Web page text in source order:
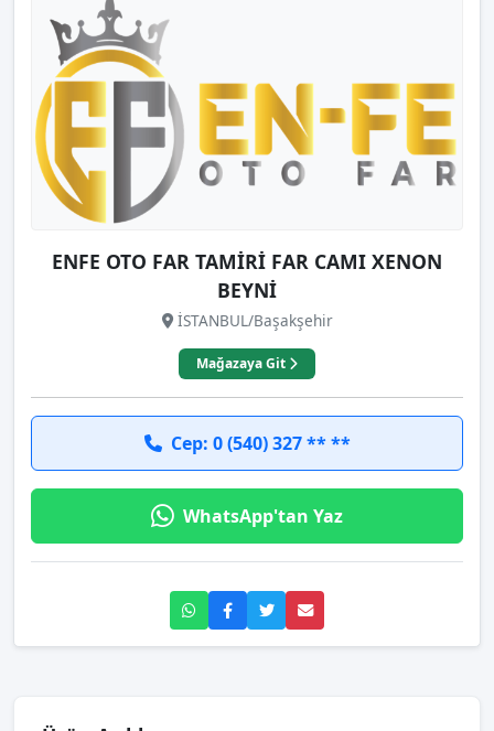
ENFE OTO FAR TAMİRİ FAR CAMI XENON
BEYNİ
İSTANBUL/Başakşehir
Mağazaya Git
Cep: 0 (540) 327 ** **
WhatsApp'tan Yaz